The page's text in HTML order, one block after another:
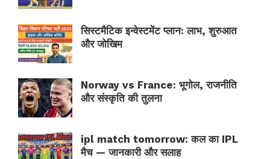
सिस्टमैटिक इन्वेस्टमेंट प्लान: लाभ, शुरुआत
और जोखिम
Norway vs France: भूगोल, राजनीति
और संस्कृति की तुलना
ipl match tomorrow: कल का IPL
मैच — जानकारी और सलाह